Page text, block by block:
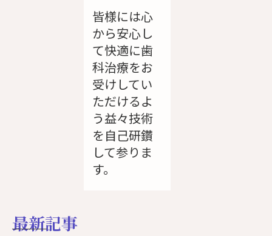
皆様には心
から安心し
て快適に歯
科治療をお
受けしてい
ただけるよ
う益々技術
を自己研鑽
して参りま
す。
最新記事